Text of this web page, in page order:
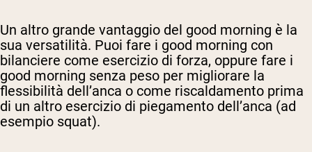
Un altro grande vantaggio del good morning è la
sua versatilità. Puoi fare i good morning con
bilanciere come esercizio di forza, oppure fare i
good morning senza peso per migliorare la
flessibilità dell’anca o come riscaldamento prima
di un altro esercizio di piegamento dell’anca (ad
esempio squat).